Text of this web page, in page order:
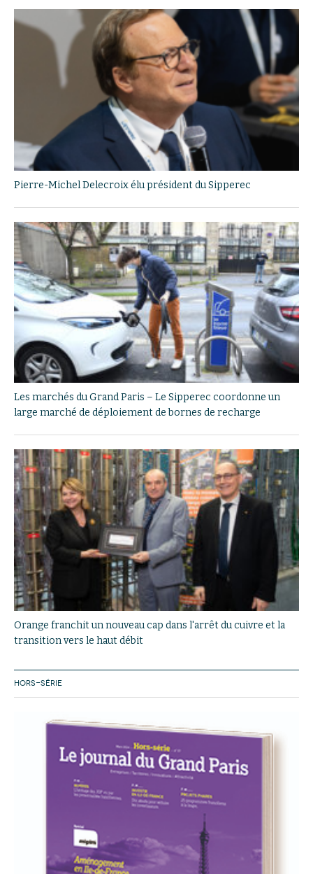
Pierre-Michel Delecroix élu président du Sipperec
Les marchés du Grand Paris – Le Sipperec coordonne un
large marché de déploiement de bornes de recharge
Orange franchit un nouveau cap dans l'arrêt du cuivre et la
transition vers le haut débit
HORS-SÉRIE